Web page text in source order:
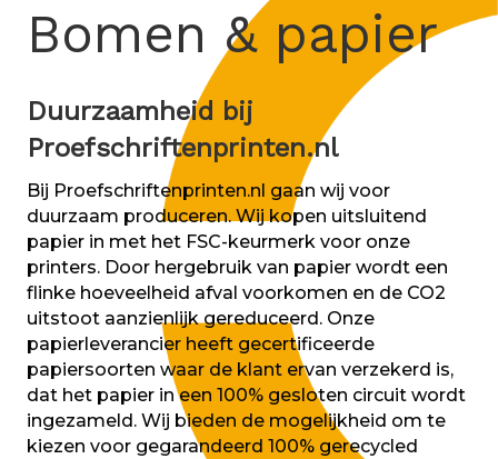
Bomen & papier
Duurzaamheid bij
Proefschriftenprinten.nl
Bij Proefschriftenprinten.nl gaan wij voor
duurzaam produceren. Wij kopen uitsluitend
papier in met het FSC-keurmerk voor onze
printers. Door hergebruik van papier wordt een
flinke hoeveelheid afval voorkomen en de CO2
uitstoot aanzienlijk gereduceerd. Onze
papierleverancier heeft gecertificeerde
papiersoorten waar de klant ervan verzekerd is,
dat het papier in een 100% gesloten circuit wordt
ingezameld. Wij bieden de mogelijkheid om te
kiezen voor gegarandeerd 100% gerecycled